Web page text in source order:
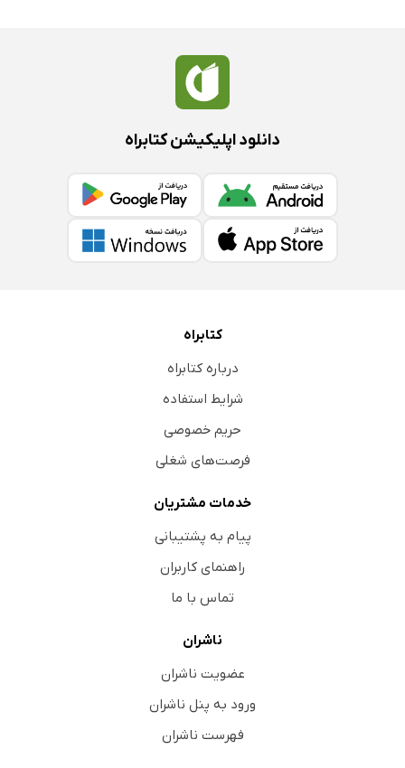
دانلود اپلیکیشن کتابراه
کتابراه
درباره کتابراه
شرایط استفاده
حریم خصوصی
فرصت‌های شغلی
خدمات مشتریان
پیام به پشتیبانی
راهنمای کاربران
تماس با ما
ناشران
عضویت ناشران
ورود به پنل ناشران
فهرست ناشران